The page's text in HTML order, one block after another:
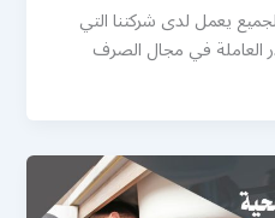
يعمل لدى شركتنا التي
العاملة في مجال الصرف